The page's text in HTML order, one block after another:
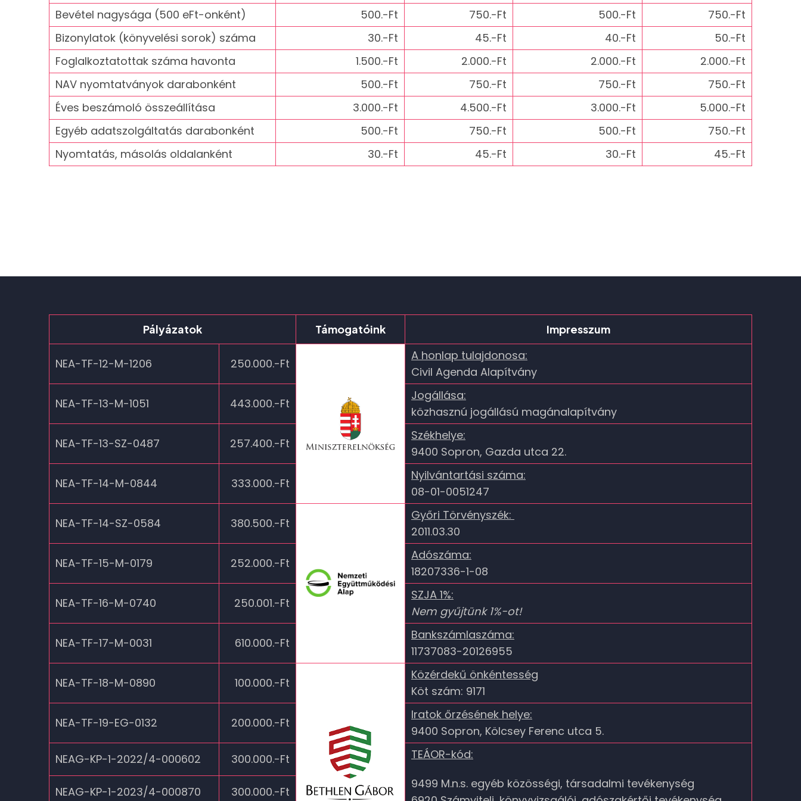
Bevétel nagysága (500 eFt-onként)
500.-Ft 750.-Ft 500.-Ft
750.-Ft
Bizonylatok (könyvelési sorok) száma
30.-Ft 45.-Ft 40.-Ft
50.-Ft
Foglalkoztatottak száma havonta
1.500.-Ft 2.000.-Ft 2.000.-Ft
2.000.-Ft
NAV nyomtatványok darabonként
500.-Ft 750.-Ft 750.-Ft
750.-Ft
Éves beszámoló összeállítása
3.000.-Ft 4.500.-Ft 3.000.-Ft
5.000.-Ft
Egyéb adatszolgáltatás darabonként
500.-Ft 750.-Ft 500.-Ft
750.-Ft
Nyomtatás, másolás oldalanként
30.-Ft 45.-Ft 30.-Ft 45.-Ft
Pályázatok Támogatóink Impresszum
NEA-TF-12-M-1206 250.000.-Ft
A honlap tulajdonosa:
Civil Agenda Alapítvány
NEA-TF-13-M-1051 443.000.-Ft
Jogállása:
közhasznú jogállású magánalapítvány
NEA-TF-13-SZ-0487 257.400.-Ft
Székhelye:
9400 Sopron, Gazda utca 22.
NEA-TF-14-M-0844 333.000.-Ft
Nyilvántartási száma:
08-01-0051247
NEA-TF-14-SZ-0584 380.500.-Ft
Győri Törvényszék:
2011.03.30
NEA-TF-15-M-0179 252.000.-Ft
Adószáma:
18207336-1-08
NEA-TF-16-M-0740 250.001.-Ft
SZJA 1%:
Nem gyűjtünk 1%-ot!
NEA-TF-17-M-0031 610.000.-Ft
Bankszámlaszáma:
11737083-20126955
NEA-TF-18-M-0890 100.000.-Ft
Közérdekű önkéntesség
Köt szám: 9171
NEA-TF-19-EG-0132 200.000.-Ft
Iratok őrzésének helye:
9400 Sopron, Kölcsey Ferenc utca 5.
NEAG-KP-1-2022/4-000602
300.000.-Ft
TEÁOR-kód:
9499 M.n.s. egyéb közösségi, társadalmi tevékenység
NEAG-KP-1-2023/4-000870 300.000.-Ft